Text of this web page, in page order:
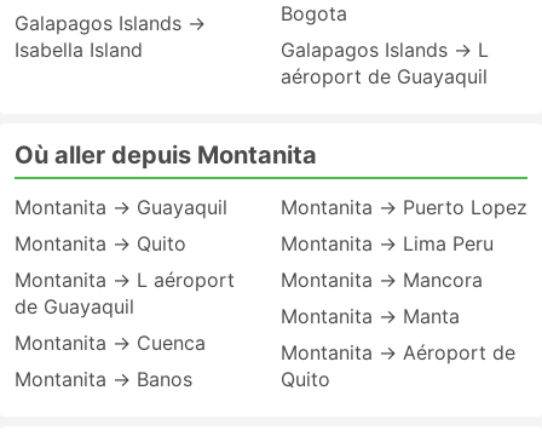
Galapagos Islands →
Isabella Island
Bogota
Galapagos Islands → L
aéroport de Guayaquil
Où aller depuis Montanita
Montanita → Guayaquil
Montanita → Quito
Montanita → L aéroport
de Guayaquil
Montanita → Cuenca
Montanita → Banos
Montanita → Puerto Lopez
Montanita → Lima Peru
Montanita → Mancora
Montanita → Manta
Montanita → Aéroport de
Quito